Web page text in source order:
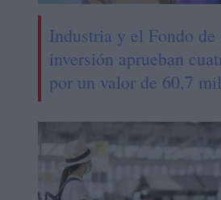
Industria y el Fondo de
inversión aprueban
por un valor de 60,7